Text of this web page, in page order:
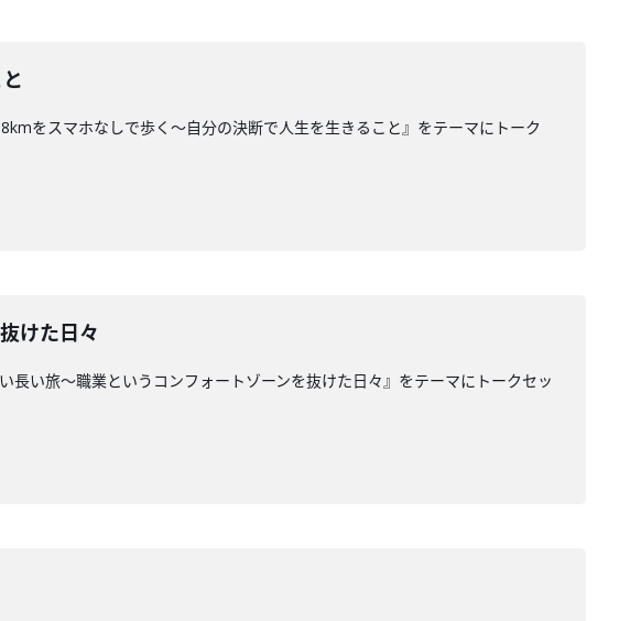
をスマホなしで歩く〜自分の決断で人生を生きること』をテーマにトーク
けた日々
い旅〜職業というコンフォートゾーンを抜けた日々』をテーマにトークセッ